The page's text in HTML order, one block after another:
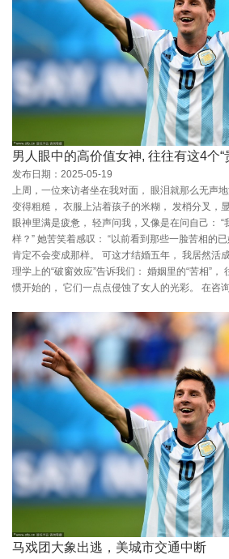
男人眼中的高价值女神, 往往有这4个“
发布日期：2025-05-19
上周，一位来访者坐在我对面， 眼泪就那么无声
变得粗糙， 衣服上沾着孩子的米糊， 发梢分叉，
眼神里满是疲惫， 轻声问我，又像是在问自己：
样？” 她苦笑着感叹： “以前看到那些一脸苦相的
肯定不会变成那样。 可这才结婚五年， 我居然活
理学上的“破窗效应”告诉我们： 婚姻里的“苦相”，
惯开始的， 它们一点点侵蚀了女人的光彩。 在咨
马戏团大象出逃，美城市交通中断